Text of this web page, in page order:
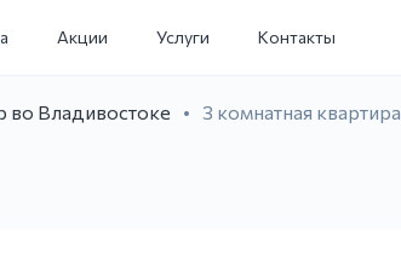
Акции Услуги Контакты
во Владивостоке 3 комнатная квартира